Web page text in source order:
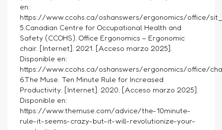
en:
https://www.ccohs.ca/oshanswers/ergonomics/office/
5.Canadian Centre for Occupational Health and
Safety (CCOHS). Office Ergonomics – Ergonomic
chair. [Internet]. 2021. [Acceso marzo 2025].
Disponible en:
https://www.ccohs.ca/oshanswers/ergonomics/office/
6.The Muse. Ten Minute Rule for Increased
Productivity. [Internet]. 2020. [Acceso marzo 2025].
Disponible en:
https://www.themuse.com/advice/the-10minute-
rule-it-seems-crazy-but-it-will-revolutionize-your-